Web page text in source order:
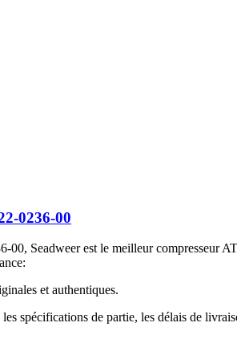
0236-00
00, Seadweer est le meilleur compresseur
et authentiques.
spécifications de partie, les délais de